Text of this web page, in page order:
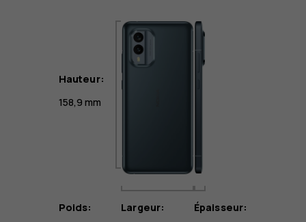
Hauteur:
158,9 mm
Poids:
Largeur:
Épaisseur: